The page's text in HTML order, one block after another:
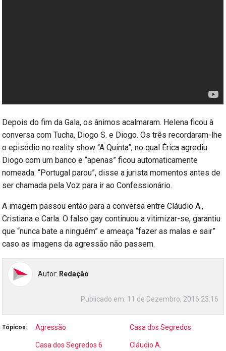
Depois do fim da Gala, os ânimos acalmaram. Helena ficou à
conversa com Tucha, Diogo S. e Diogo. Os três recordaram-lhe
o episódio no reality show “A Quinta”, no qual Érica agrediu
Diogo com um banco e “apenas” ficou automaticamente
nomeada. “Portugal parou”, disse a jurista momentos antes de
ser chamada pela Voz para ir ao Confessionário.
A imagem passou então para a conversa entre Cláudio A.,
Cristiana e Carla. O falso gay continuou a vitimizar-se, garantiu
que “nunca bate a ninguém” e ameaça “fazer as malas e sair”
caso as imagens da agressão não passem.
Autor: Redação
Publicado em: 11 de Dezembro, 2016 23:16
Tópicos: Agressão Casa dos Segredos
Casa dos Segredos 6 Cláudio A.